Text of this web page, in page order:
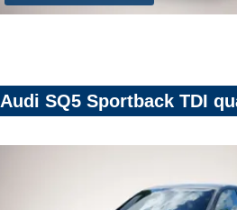
Audi SQ5 Sportback TDI